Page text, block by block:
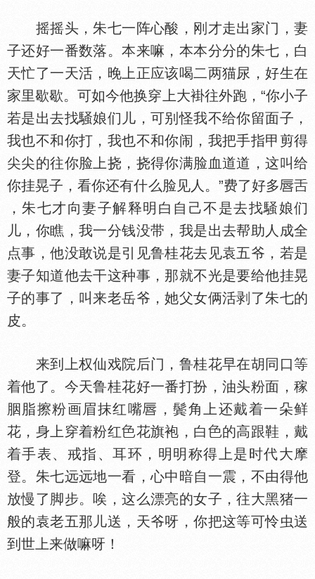
摇摇头，朱七一阵心酸，刚才走出家门，妻
子还好一番数落。本来嘛，本本分分的朱七，白
天忙了一天活，晚上正应该喝二两猫尿，好生在
家里歇歇。可如今他换穿上大褂往外跑，“你小子
若是出去找騒娘们儿，可别怪我不给你留面子，
我也不和你打，我也不和你闹，我把手指甲剪得
尖尖的往你脸上挠，挠得你满脸血道道，这叫给
你挂晃子，看你还有什么脸见人。”费了好多
，朱七才向妻子解释明白自己不是去找騒娘们
儿，你瞧，我一分钱没带，我是出去帮助人成全
点事，他没敢说是引见鲁桂花去见袁五爷，若是
妻子知道他去干这种事，那就不光是要给他挂晃
子的事了，叫来老岳爷，她父女俩活剥了朱七的
皮。
来到上权仙戏院后门，鲁桂花早在胡同口等
着他了。今天鲁桂花好一番打扮，油头粉面，稼
胭脂擦粉画眉抹红嘴
，鬓角上还戴着一朵鲜
花，身上穿着粉红
花旗袍，白
的高跟鞋，戴
着手表、戒指、耳环，明明称得上是时代大摩
登。朱七远远地一看，心中暗自一震，不由得他
放慢了脚步。唉，这么漂亮的女子，往大黑猪一
般的袁老五那儿送，天爷呀，你把这等可怜虫送
到世上来做嘛呀！